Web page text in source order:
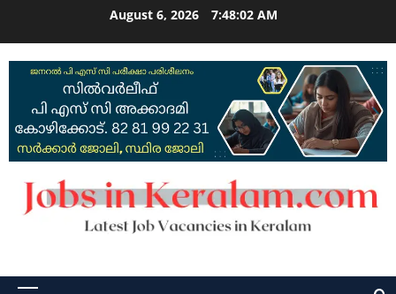
August 6, 2026 7:48:03 AM